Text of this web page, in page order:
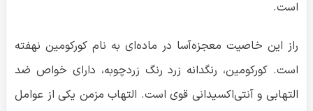
است. کورکومین با
می‌کند.
علاوه بر این، کورکومین با افزایش تولید اکسید نیتریک، به گشاد